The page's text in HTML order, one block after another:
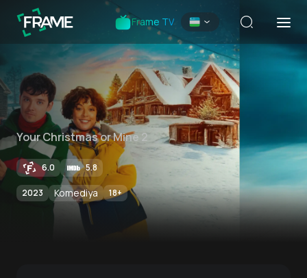
Frame TV
Your Christmas or Mine 2
6.0 5.8
2023 Komediya 18+